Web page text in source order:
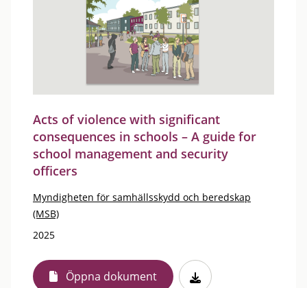
Acts of violence with significant
consequences in schools – A guide for
school management and security
officers
Myndigheten för samhällsskydd och beredskap
(MSB)
2025
Öppna dokument